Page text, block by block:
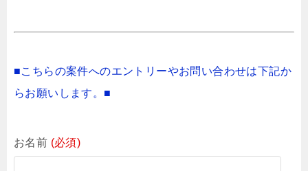
■こちらの案件へのエントリーやお問い合わせは下記か
らお願いします。■
お名前 (必須)